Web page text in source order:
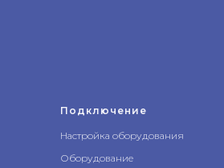
Подключение
Настройка оборудования
Оборудование